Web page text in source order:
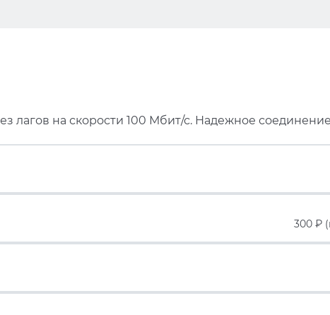
лагов на скорости 100 Мбит/с. Надежное
300 ₽